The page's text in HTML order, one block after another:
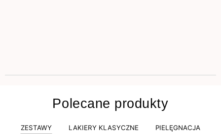
Polecane produkty
ZESTAWY LAKIERY KLASYCZNE PIELĘGNACJA